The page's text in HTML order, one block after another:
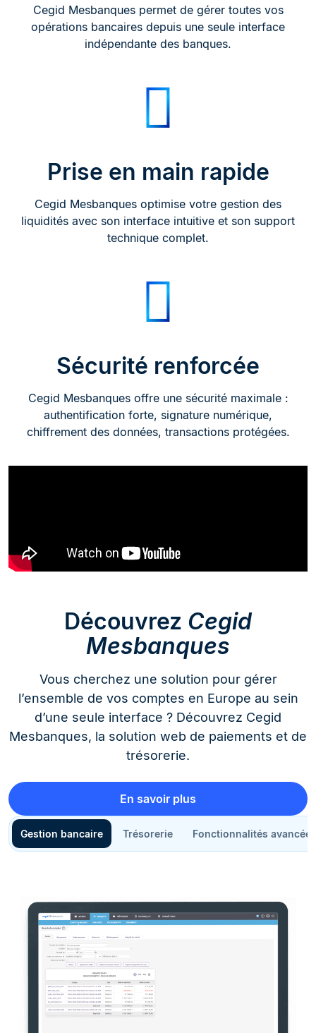
Cegid Mesbanques permet de gérer toutes vos
opérations bancaires depuis une seule interface
indépendante des banques.
Prise en main rapide
Cegid Mesbanques optimise votre gestion des
liquidités avec son interface intuitive et son support
technique complet.
Sécurité renforcée
Cegid Mesbanques offre une sécurité maximale :
authentification forte, signature numérique,
chiffrement des données, transactions protégées.
Découvrez Cegid
Mesbanques
Vous cherchez une solution pour gérer
l’ensemble de vos comptes en Europe au sein
d’une seule interface ? Découvrez Cegid
Mesbanques, la solution web de paiements et de
trésorerie.
En savoir plus
Gestion bancaire Trésorerie Fonctionnalités avancées